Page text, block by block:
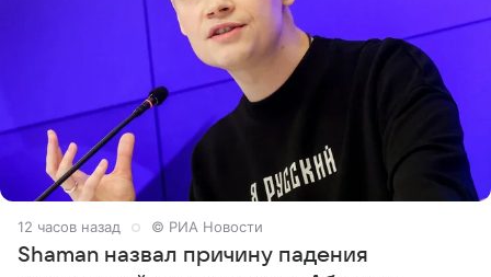
12 часов назад © РИА Новости
Shaman назвал причину падения